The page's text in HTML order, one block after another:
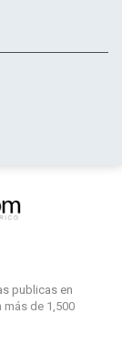
publicas en
de 1,500